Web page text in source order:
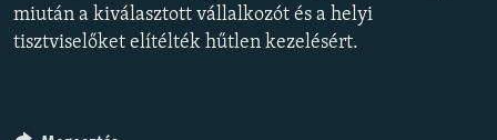
miután a kiválasztott vállalkozót és a helyi
tisztviselőket elítélték hűtlen kezelésért.